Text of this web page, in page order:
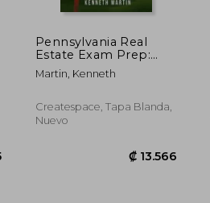
Pennsylvania Real
Estate Exam Prep:
The Complete Guide
to Passing the
Estate Salesperson
License Exam the First
Martin, Kenneth
Createspace, Tapa Blanda,
Nuevo